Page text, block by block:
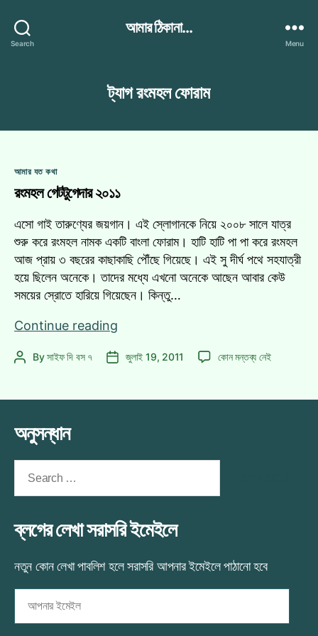
Search
আমার ঠিকানা...
Menu
ট্যাগরংমহল ফোরাম
Categories
আমার যত কথা
রংমহল গেটটুগেদার ২০১১
এসো গাই তারুণ্যের জয়গান। এই স্লোগানকে নিয়ে ২০০৮ সালে যাত্র
শুরু করে রংমহল নামক একটি বাংলা ফোরাম। হাটি হাটি পা পা করে রংমহল
আজ প্রায় ৩ বছরের কাছাকাছি পৌঁছে গিয়েছে। এই সু দীর্ঘ পথে সহযাত্রী
হয়ে ছিলেন অনেকে। তাদের মধ্যে এখনো অনেকে আছেন আবার কেউ
সময়ের স্রোতে হারিয়ে গিয়েছেন। কিন্তু…
Continue reading
২০১১
PostByসাইফ দি বস ৭
Postজুলাই 19, 2011
রংমহল
এ
কোন মন্তব্য নেই
অনুসন্ধান
ব্লগের লেখা সরাসরি ইমেইলে
নতুন কোন লেখা পাবলিশ হলে সরাসরি আপনার ইমেইলে পাঠানো হবে
ইমেইল